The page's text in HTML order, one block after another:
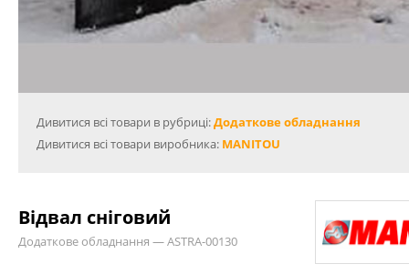
Дивитися всі товари в рубриці:Додаткове обладнання
Дивитися всі товари виробника: MANITOU
Відвал сніговий
Додаткове обладнання — ASTRA-00130